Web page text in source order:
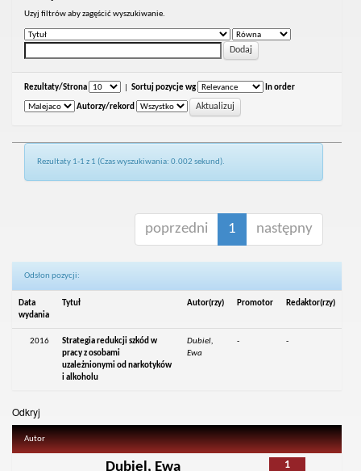
Uzyj filtrów aby zagęścić wyszukiwanie.
Rezultaty/Strona Sortuj pozycje wg In order
Autorzy/rekord
Rezultaty 1-1 z 1 (Czas wyszukiwania: 0.002 sekund).
poprzedni 1 następny
Odsłon pozycji:
Data
wydania
Tytuł Autor(rzy) Promotor Redaktor(rzy)
2016
Strategia redukcji szkód w
pracy z osobami
uzależnionymi od narkotyków
i alkoholu
Dubiel,
Ewa
- -
Odkryj
Autor
1
Dubiel, Ewa